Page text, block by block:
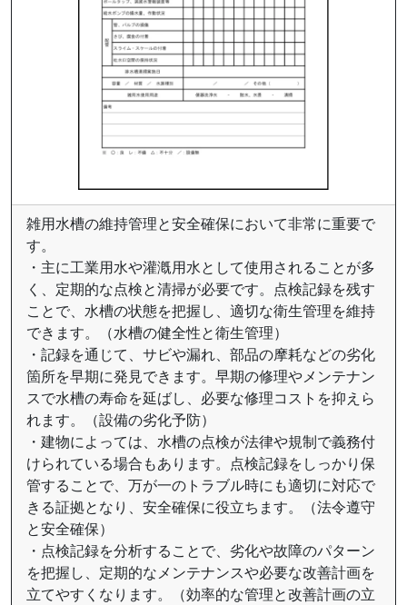
雑用水槽の維持管理と安全確保において非常に重要で
す。
・主に工業用水や灌漑用水として使用されることが多
く、定期的な点検と清掃が必要です。点検記録を残す
ことで、水槽の状態を把握し、適切な衛生管理を維持
できます。（水槽の健全性と衛生管理）
・記録を通じて、サビや漏れ、部品の摩耗などの劣化
箇所を早期に発見できます。早期の修理やメンテナン
スで水槽の寿命を延ばし、必要な修理コストを抑えら
れます。（設備の劣化予防）
・建物によっては、水槽の点検が法律や規制で義務付
けられている場合もあります。点検記録をしっかり保
管することで、万が一のトラブル時にも適切に対応で
きる証拠となり、安全確保に役立ちます。（法令遵守
と安全確保）
・点検記録を分析することで、劣化や故障のパターン
を把握し、定期的なメンテナンスや必要な改善計画を
立てやすくなります。（効率的な管理と改善計画の立